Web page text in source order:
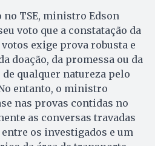
no TSE, ministro Edson
voto que a constatação da
exige prova robusta e
doação, da promessa ou da
qualquer natureza pelo
entanto, o ministro
nas provas contidas no
as conversas travadas
os investigados e um